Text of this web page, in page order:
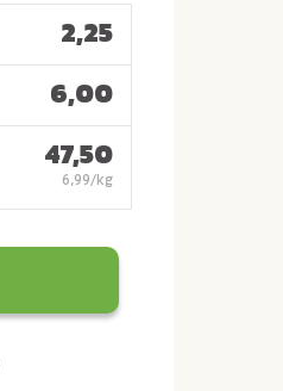
2,25
6,00
47,50
6,99/kg